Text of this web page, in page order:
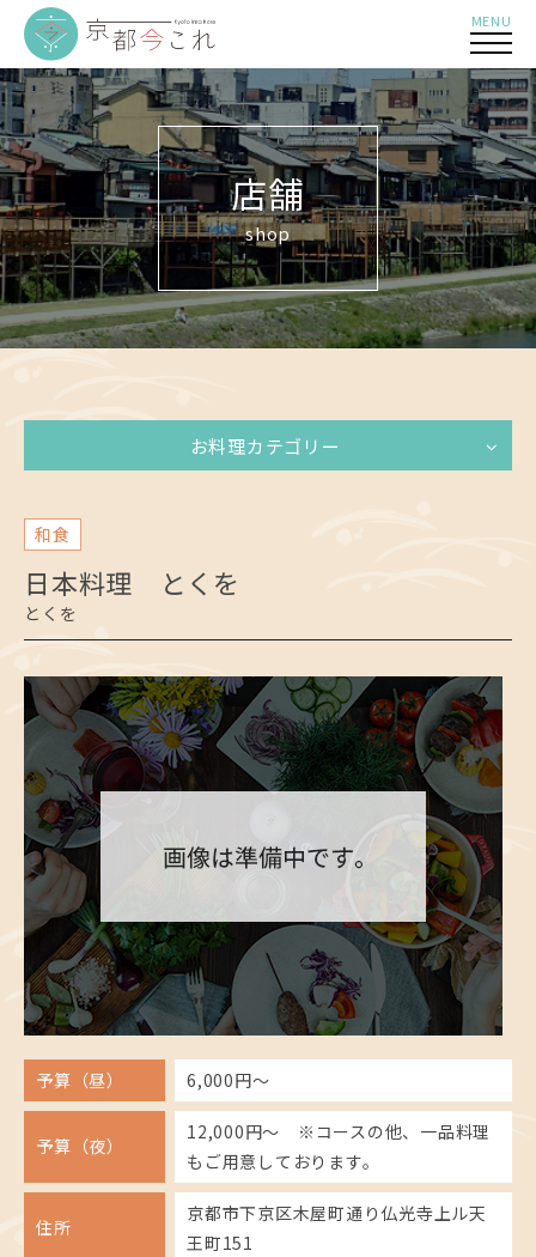
MENU
店舗
shop
お料理カテゴリー
和食
日本料理 とくを
とくを
予算（昼） 6,000円～
予算（夜）
12,000円～ ※コースの他、一品料理
もご用意しております。
住所
京都市下京区木屋町通り仏光寺上ル天
王町151